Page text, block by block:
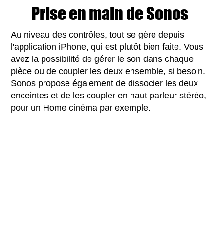
Prise en main de Sonos
Au niveau des contrôles, tout se gère depuis
l'application iPhone, qui est plutôt bien faite. Vous
avez la possibilité de gérer le son dans chaque
pièce ou de coupler les deux ensemble, si besoin.
Sonos propose également de dissocier les deux
enceintes et de les coupler en haut parleur stéréo,
pour un Home cinéma par exemple.